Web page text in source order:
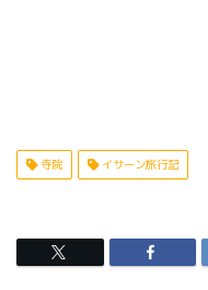
寺院 イサーン旅行記